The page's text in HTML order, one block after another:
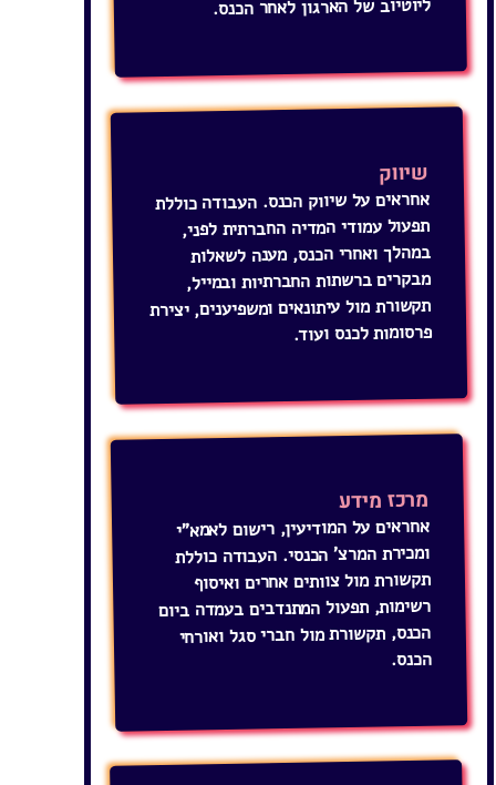
ליוטיוב של הארגון לאחר הכנס.
שיווק
אחראים על שיווק הכנס. העבודה כוללת
תפעול עמודי המדיה החברתית לפני,
במהלך ואחרי הכנס, מענה לשאלות
מבקרים ברשתות החברתיות ובמייל,
תקשורת מול עיתונאים ומשפיענים, יצירת
פרסומות לכנס ועוד.
מרכז מידע
אחראים על המודיעין, רישום לאמא"י
ומכירת המרצ' הכנסי. העבודה כוללת
תקשורת מול צוותים אחרים ואיסוף
רשימות, תפעול המתנדבים בעמדה ביום
הכנס, תקשורת מול חברי סגל ואורחי
הכנס.